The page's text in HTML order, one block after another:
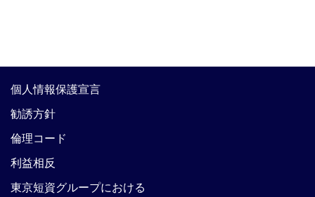
個人情報保護宣言
勧誘方針
倫理コード
利益相反
東京短資グループにおける